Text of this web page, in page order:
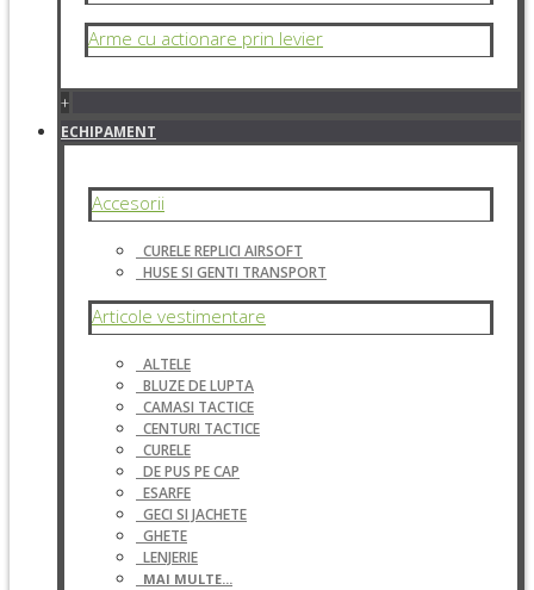
Arme cu actionare prin levier
+
ECHIPAMENT
Accesorii
CURELE REPLICI AIRSOFT
HUSE SI GENTI TRANSPORT
Articole vestimentare
ALTELE
BLUZE DE LUPTA
CAMASI TACTICE
CENTURI TACTICE
CURELE
DE PUS PE CAP
ESARFE
GECI SI JACHETE
GHETE
LENJERIE
MAI MULTE...